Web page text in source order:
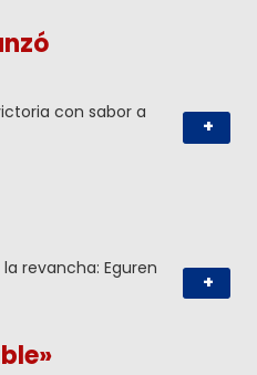
con sabor a
+
revancha: Eguren
+